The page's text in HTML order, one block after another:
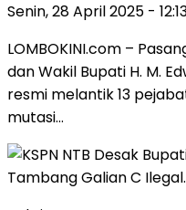
Senin, 28 April 2025 -
LOMBOKINI.com –
dan Wakil Bupati H. M.
resmi melantik 13
mutasi…